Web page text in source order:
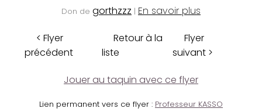
Don de gorthzzz | En savoir plus
< Flyer
précédent
Retour à la
liste
Flyer
suivant >
Jouer au taquin avec ce flyer
Lien permanent vers ce flyer : Professeur KASSO